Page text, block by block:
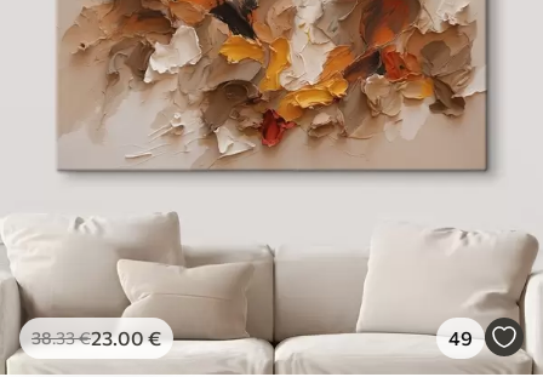
38.33€23.00€ 49